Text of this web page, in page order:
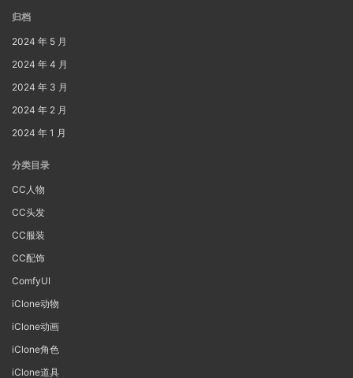
归档
2024 年 5 月
2024 年 4 月
2024 年 3 月
2024 年 2 月
2024 年 1 月
分类目录
CC人物
CC头发
CC服装
CC配饰
ComfyUI
iClone动物
iClone动画
iClone角色
iClone道具